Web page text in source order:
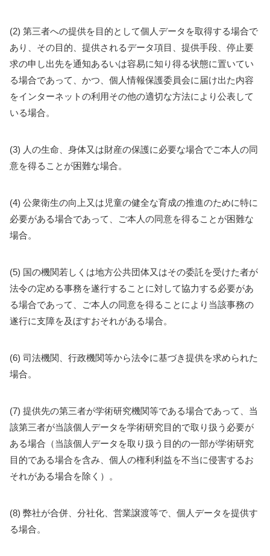
(2) 第三者への提供を目的として個人データを取得する場合で
あり、その目的、提供されるデータ項目、提供手段、停止要
求の申し出先を通知あるいは容易に知り得る状態に置いてい
る場合であって、かつ、個人情報保護委員会に届け出た内容
をインターネットの利用その他の適切な方法により公表して
いる場合。
(3) 人の生命、身体又は財産の保護に必要な場合でご本人の同
意を得ることが困難な場合。
(4) 公衆衛生の向上又は児童の健全な育成の推進のために特に
必要がある場合であって、ご本人の同意を得ることが困難な
場合。
(5) 国の機関若しくは地方公共団体又はその委託を受けた者が
法令の定める事務を遂行することに対して協力する必要があ
る場合であって、ご本人の同意を得ることにより当該事務の
遂行に支障を及ぼすおそれがある場合。
(6) 司法機関、行政機関等から法令に基づき提供を求められた
場合。
(7) 提供先の第三者が学術研究機関等である場合であって、当
該第三者が当該個人データを学術研究目的で取り扱う必要が
ある場合（当該個人データを取り扱う目的の一部が学術研究
目的である場合を含み、個人の権利利益を不当に侵害するお
それがある場合を除く）。
(8) 弊社が合併、分社化、営業譲渡等で、個人データを提供す
る場合。